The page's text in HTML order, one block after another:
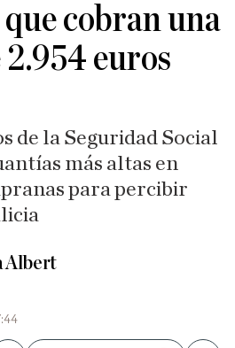
que cobran una
euros
de la Seguridad Social
más altas en
para percibir
Albert